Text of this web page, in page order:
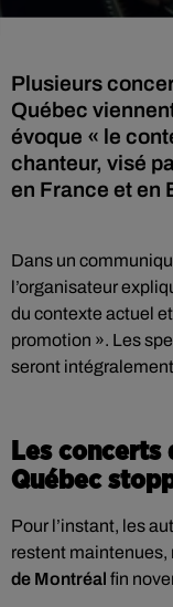
Plusieurs
Québec
évoque « le
chanteur, visé
en France et en
Dans un
l’organisateur
du contexte actuel
promotion ». Les
seront
Les concerts
Québec
Pour l’instant, les
restent maintenues,
de Montréal fin